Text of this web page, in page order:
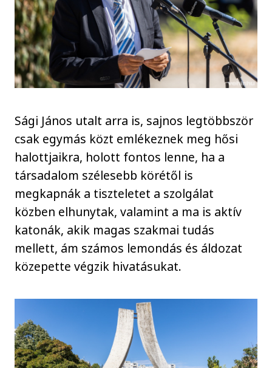
Sági János utalt arra is, sajnos legtöbbször
csak egymás közt emlékeznek meg hősi
halottjaikra, holott fontos lenne, ha a
társadalom szélesebb körétől is
megkapnák a tiszteletet a szolgálat
közben elhunytak, valamint a ma is aktív
katonák, akik magas szakmai tudás
mellett, ám számos lemondás és áldozat
közepette végzik hivatásukat.